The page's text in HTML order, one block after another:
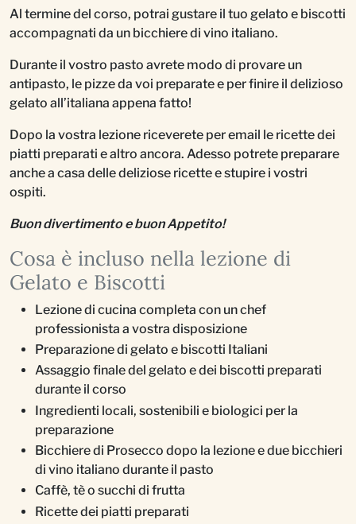
Al termine del corso, potrai gustare il tuo gelato e biscotti
accompagnati da un bicchiere di vino italiano.
Durante il vostro pasto avrete modo di provare un
antipasto, le pizze da voi preparate e per finire il delizioso
gelato all’italiana appena fatto!
Dopo la vostra lezione riceverete per email le ricette dei
piatti preparati e altro ancora. Adesso potrete preparare
anche a casa delle deliziose ricette e stupire i vostri
ospiti.
Buon divertimento e buon Appetito!
Cosa è incluso nella lezione di
Gelato e Biscotti
Lezione di cucina completa con un chef
professionista a vostra disposizione
Preparazione di gelato e biscotti Italiani
Assaggio finale del gelato e dei biscotti preparati
durante il corso
Ingredienti locali, sostenibili e biologici per la
preparazione
Bicchiere di Prosecco dopo la lezione e due bicchieri
di vino italiano durante il pasto
Caffè, tè o succhi di frutta
Ricette dei piatti preparati